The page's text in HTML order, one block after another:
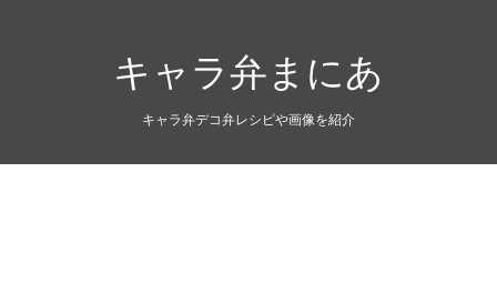
キャラ弁まにあ
キャラ弁デコ弁レシピや画像を紹介